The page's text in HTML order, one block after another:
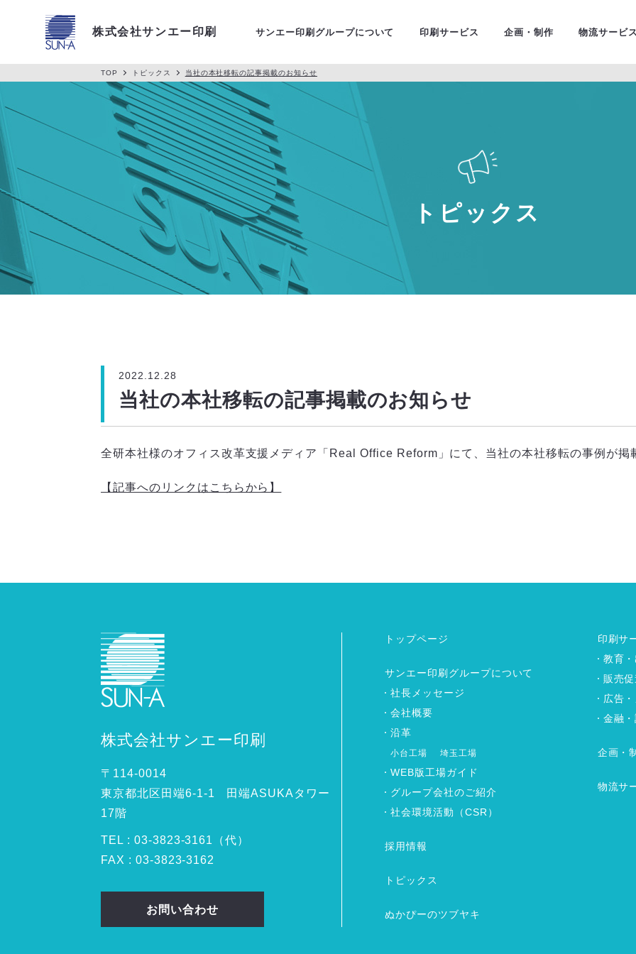
株式会社サンエー印刷 サンエー印刷グループについて 印刷サービス
金融・証券
企画・制作 物流サービス
TOP トピックス 当社の本社移転の記事掲載のお知らせ
トピックス
2022.12.28
当社の本社移転の記事掲載のお知らせ
全研本社様のオフィス改革支援メディア「Real Office Reform」にて、当社の本社移転の事例が掲
【記事へのリンクはこちらから】
株式会社サンエー印刷
〒114-0014
東京都北区田端6-1-1 田端ASUKAタワー
17階
TEL : 03-3823-3161（代）
FAX : 03-3823-3162
お問い合わせ
トップページ
サンエー印刷グループについて
社長メッセージ
会社概要
沿革
小台工場 埼玉工場
WEB版工場ガイド
グループ会社のご紹介
社会環境活動（CSR）
採用情報
トピックス
ぬかぴーのツブヤキ
印刷サ
教育
販売促
広告
金融
企画・
物流サ